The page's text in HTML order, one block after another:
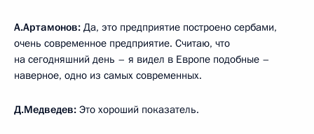
А.Артамонов: Да, это предприятие построено сербами,
очень современное предприятие. Считаю, что
на сегодняшний день – я видел в Европе подобные –
наверное, одно из самых современных.
Д.Медведев: Это хороший показатель.